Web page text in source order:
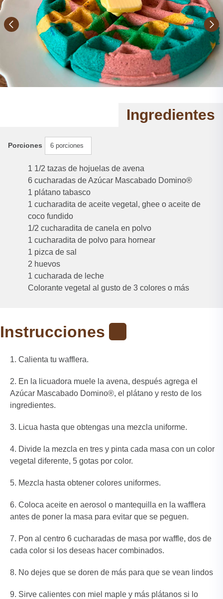
Ingredientes
Porciones 6 porciones
1 1/2 tazas de hojuelas de avena
6 cucharadas de Azúcar Mascabado Domino®
1 plátano tabasco
1 cucharadita de aceite vegetal, ghee o aceite de
coco fundido
1/2 cucharadita de canela en polvo
1 cucharadita de polvo para hornear
1 pizca de sal
2 huevos
1 cucharada de leche
Colorante vegetal al gusto de 3 colores o más
Instrucciones
Calienta tu wafflera.
En la licuadora muele la avena, después agrega el
Azúcar Mascabado Domino®, el plátano y resto de los
ingredientes.
Licua hasta que obtengas una mezcla uniforme.
Divide la mezcla en tres y pinta cada masa con un color
vegetal diferente, 5 gotas por color.
Mezcla hasta obtener colores uniformes.
Coloca aceite en aerosol o mantequilla en la wafflera
antes de poner la masa para evitar que se peguen.
Pon al centro 6 cucharadas de masa por waffle, dos de
cada color si los deseas hacer combinados.
No dejes que se doren de más para que se vean lindos
Sirve calientes con miel maple y más plátanos si lo